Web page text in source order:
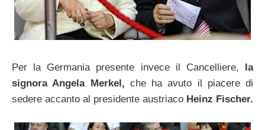
Per la Germania presente invece il Cancelliere, la
signora Angela Merkel, che ha avuto il piacere di
sedere accanto al presidente austriaco Heinz Fischer.